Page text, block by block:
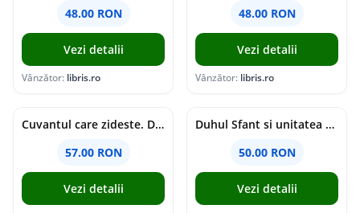
48.00 RON
Vezi detalii
Vânzător: libris.ro
48.00 RON
Vezi detalii
Vânzător: libris.ro
Cuvantul care zideste. Dialoguri - Vartan Arachelian
57.00 RON
Vezi detalii
Duhul Sfant si unitatea Bisericii. Jurnal de Conciliu - Andre Scrima
50.00 RON
Vezi detalii